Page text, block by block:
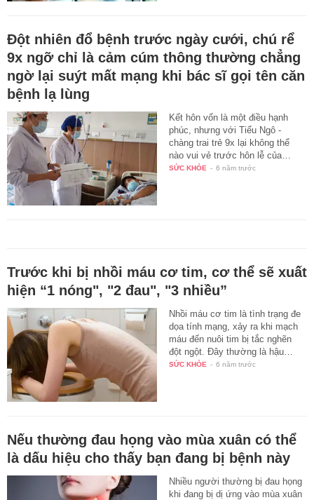
Đột nhiên đổ bệnh trước ngày cưới, chú rể
9x ngỡ chỉ là cảm cúm thông thường chẳng
ngờ lại suýt mất mạng khi bác sĩ gọi tên căn
bệnh lạ lùng
Kết hôn vốn là một điều hạnh
phúc, nhưng với Tiểu Ngô -
chàng trai trẻ 9x lại không thể
nào vui vẻ trước hôn lễ của…
SỨC KHỎE - 6 năm trước
Trước khi bị nhồi máu cơ tim, cơ thể sẽ xuất
hiện “1 nóng", "2 đau", "3 nhiều”
Nhồi máu cơ tim là tình trạng đe
dọa tính mạng, xảy ra khi mạch
máu đến nuôi tim bị tắc nghẽn
đột ngột. Đây thường là hậu…
SỨC KHỎE - 6 năm trước
Nếu thường đau họng vào mùa xuân có thể
là dấu hiệu cho thấy bạn đang bị bệnh này
Nhiều người thường bị đau họng
khi đang bị dị ứng vào mùa xuân